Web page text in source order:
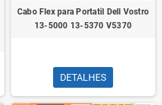
Cabo Flex para Portatil Dell Vostro
13-5000 13-5370 V5370
DETALHES